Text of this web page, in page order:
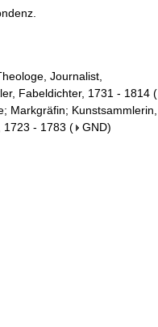
Journalist,
Fabeldichter, 1731 - 1814 (
Markgräfin; Kunstsammlerin,
1723 - 1783 ( GND)